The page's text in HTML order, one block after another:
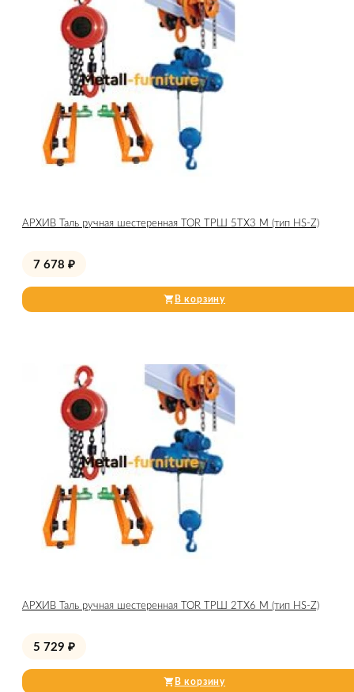
АРХИВ Таль ручная шестеренная TOR ТРШ 5ТХ3 М (тип HS-Z)
7 678 ₽
В корзину
АРХИВ Таль ручная шестеренная TOR ТРШ 2ТХ6 М (тип HS-Z)
5 729 ₽
В корзину